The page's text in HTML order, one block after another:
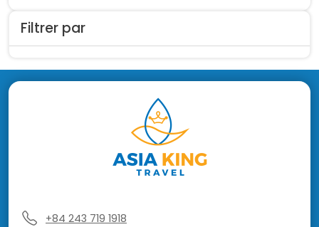
Filtrer par
+84 243 719 1918